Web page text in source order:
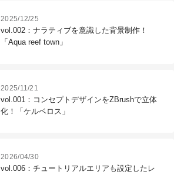
2025/12/25
vol.002：ナラティブを意識した背景制作！
「Aqua reef town」
2025/11/21
vol.001：コンセプトデザインをZBrushで立体
化！「ケルベロス」
2026/04/30
vol.006：チュートリアルエリアも設定したレ